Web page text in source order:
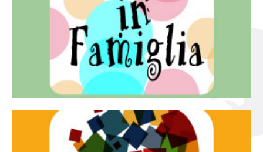
Teatro in famiglia
Teatro In Famiglia è una rassegna di teatro concepita
per far condividere e godere del teatro all’intera
famiglia.